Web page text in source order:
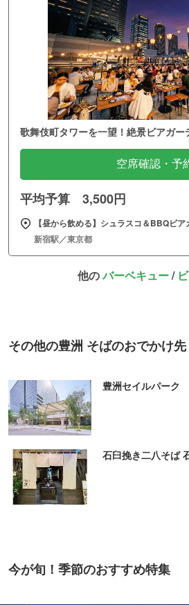
歌舞伎町タワーを一望！絶景ビアガ
空席確認・予
平均予算 3,500円
【昼から飲める】シュラスコ＆BBQビ
新宿駅／東京都
他のバーベキュー/
その他の豊洲 そばのおでかけ先
豊洲セイルパーク
石臼挽き二八そば
今が旬！季節のおすすめ特集